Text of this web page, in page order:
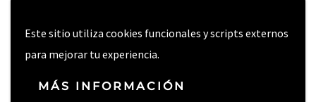
Este sitio utiliza cookies funcionales y scripts externos
para mejorar tu experiencia.
MÁS INFORMACIÓN